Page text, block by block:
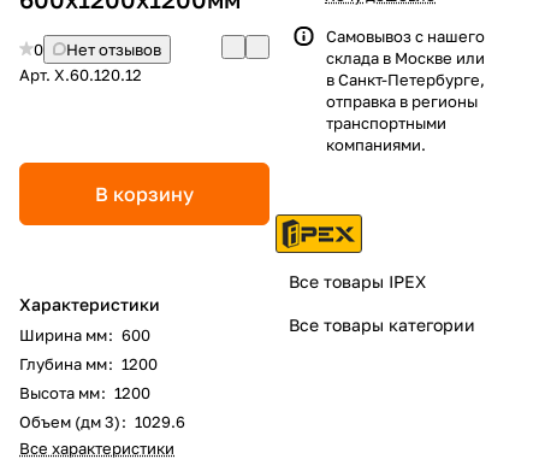
0
Нет отзывов
Арт. X.60.120.12
В корзину
Характеристики
Ширина мм: 600
Глубина мм: 1200
Высота мм: 1200
Объем (дм 3): 1029.6
Все характеристики
Самовывоз с нашего
склада в Москве или
в Санкт-Петербурге,
отправка в регионы
транспортными
компаниями.
Все товары IPEX
Все товары категории